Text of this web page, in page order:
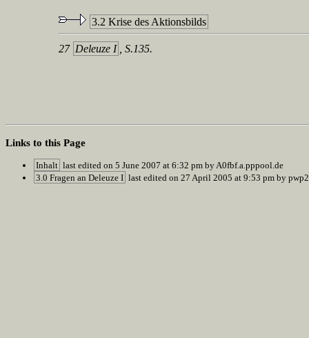
3.2 Krise des Aktionsbilds
27 Deleuze I , S.135.
Links to this Page
Inhalt last edited on 5 June 2007 at 6:32 pm by A0fbf.a.pppool.de
3.0 Fragen an Deleuze I last edited on 27 April 2005 at 9:53 pm by